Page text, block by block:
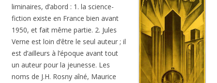
liminaires, d’abord : 1. la science-
fiction existe en France bien avant
1950, et fait même partie. 2. Jules
Verne est loin d’être le seul auteur ; il
est d’ailleurs à l’époque avant tout
un auteur pour la jeunesse. Les
noms de J.H. Rosny aîné, Maurice